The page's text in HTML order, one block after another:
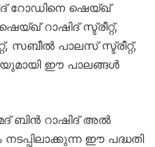
റോഡിനെ ഷെയ്ഖ്
റാഷിദ് സ്ട്രീറ്റ്,
സബീൽ പാലസ് സ്ട്രീറ്റ്,
ഈ പാലങ്ങൾ
ബിൻ റാഷിദ് അൽ
നടപ്പിലാക്കുന്ന ഈ പദ്ധതി